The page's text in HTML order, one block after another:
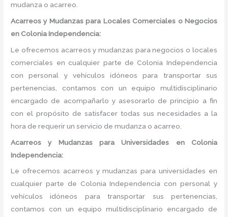
mudanza o acarreo.
Acarreos y Mudanzas para Locales Comerciales o Negocios
en Colonia Independencia:
Le ofrecemos acarreos y mudanzas para negocios o locales
comerciales en cualquier parte de Colonia Independencia
con personal y vehículos idóneos para transportar sus
pertenencias, contamos con un equipo multidisciplinario
encargado de acompañarlo y asesorarlo de principio a fin
con el propósito de satisfacer todas sus necesidades a la
hora de requerir un servicio de mudanza o acarreo.
Acarreos y Mudanzas para Universidades en Colonia
Independencia:
Le ofrecemos acarreos y mudanzas para universidades en
cualquier parte de Colonia Independencia con personal y
vehículos idóneos para transportar sus pertenencias,
contamos con un equipo multidisciplinario encargado de